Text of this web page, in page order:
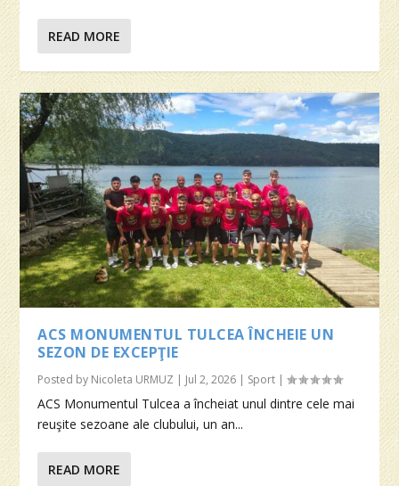
READ MORE
ACS MONUMENTUL TULCEA ÎNCHEIE UN
SEZON DE EXCEPŢIE
Posted by Nicoleta URMUZ | Jul 2, 2026 | Sport |
ACS Monumentul Tulcea a încheiat unul dintre cele mai
reuşite sezoane ale clubului, un an...
READ MORE